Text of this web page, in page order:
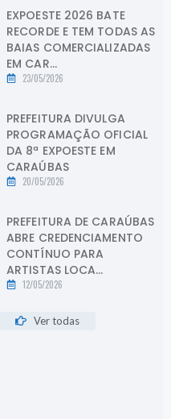
EXPOESTE 2026 BATE
RECORDE E TEM TODAS AS
BAIAS COMERCIALIZADAS
EM CAR...
23/05/2026
PREFEITURA DIVULGA
PROGRAMAÇÃO OFICIAL
DA 8ª EXPOESTE EM
CARAÚBAS
20/05/2026
PREFEITURA DE CARAÚBAS
ABRE CREDENCIAMENTO
CONTÍNUO PARA
ARTISTAS LOCA...
12/05/2026
Ver todas